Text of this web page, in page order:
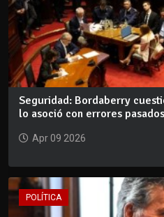
Seguridad: Bordaberry
lo asoció con errores
Apr 09 2026
POLÍTICA